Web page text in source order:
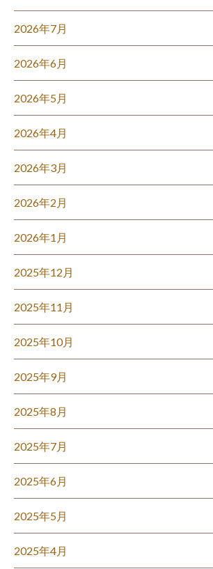
2026年7月
2026年6月
2026年5月
2026年4月
2026年3月
2026年2月
2026年1月
2025年12月
2025年11月
2025年10月
2025年9月
2025年8月
2025年7月
2025年6月
2025年5月
2025年4月